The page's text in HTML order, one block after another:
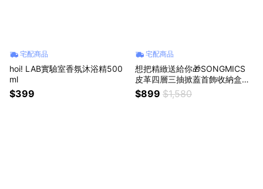
宅配商品
hoi! LAB實驗室香氛沐浴精500
ml
$399
宅配商品
想把精緻送給你🎁SONGMICS
皮革四層三抽掀蓋首飾收納盒🎁
送禮首選
$899 $1,580